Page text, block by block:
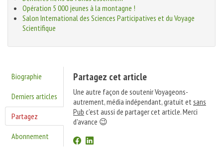
Opération 5 000 jeunes à la montagne !
Salon International des Sciences Participatives et du Voyage
Scientifique
Biographie
Derniers articles
Partagez
Abonnement
Partagez cet article
Une autre façon de soutenir Voyageons-
autrement, média indépendant, gratuit etsans
Pub c'est aussi de partager cet article. Merci
d'avance 😉